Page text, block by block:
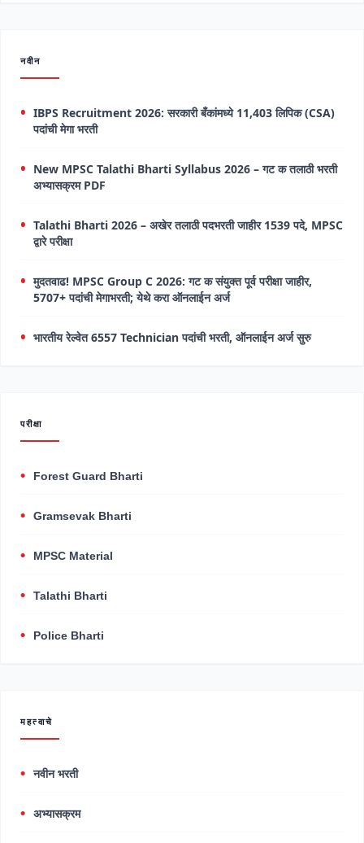
नवीन
IBPS Recruitment 2026: सरकारी बँकांमध्ये 11,403 लिपिक (CSA)
पदांची मेगा भरती
New MPSC Talathi Bharti Syllabus 2026 – गट क तलाठी भरती
अभ्यासक्रम PDF
Talathi Bharti 2026 – अखेर तलाठी पदभरती जाहीर 1539 पदे, MPSC
द्वारे परीक्षा
मुदतवाढ! MPSC Group C 2026: गट क संयुक्त पूर्व परीक्षा जाहीर,
5707+ पदांची मेगाभरती; येथे करा ऑनलाईन अर्ज
भारतीय रेल्वेत 6557 Technician पदांची भरती, ऑनलाईन अर्ज सुरु
परीक्षा
Forest Guard Bharti
Gramsevak Bharti
MPSC Material
Talathi Bharti
Police Bharti
महत्वाचे
नवीन भरती
अभ्यासक्रम